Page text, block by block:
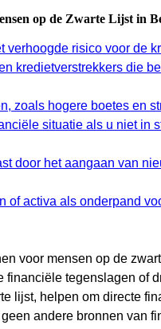
op de Zwarte Lijst in
verhoogde risico voor de
kredietverstrekkers die
zoals hogere boetes en
situatie als u niet in
door het aangaan van
of activa als onderpand
voor mensen op de
financiële tegenslagen of
lijst, helpen om directe
andere bronnen van